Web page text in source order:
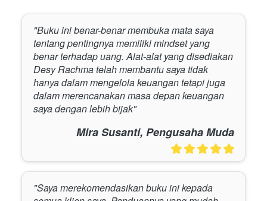
"Buku ini benar-benar membuka mata saya
tentang pentingnya memiliki mindset yang
benar terhadap uang. Alat-alat yang disediakan
Desy Rachma telah membantu saya tidak
hanya dalam mengelola keuangan tetapi juga
dalam merencanakan masa depan keuangan
saya dengan lebih bijak"
Mira Susanti, Pengusaha Muda
"Saya merekomendasikan buku ini kepada